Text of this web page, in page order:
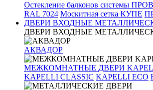
Остекление балконов системы
RAL 7024 Москитная сетка КУПЕ
ДВЕРИ ВХОДНЫЕ
ДВЕРИ ВХОДНЫЕ
АКВАДОР
МЕЖКОМНАТНЫЕ ДВЕРИ
KAPELLI CLASSIC KAPELLI ECO